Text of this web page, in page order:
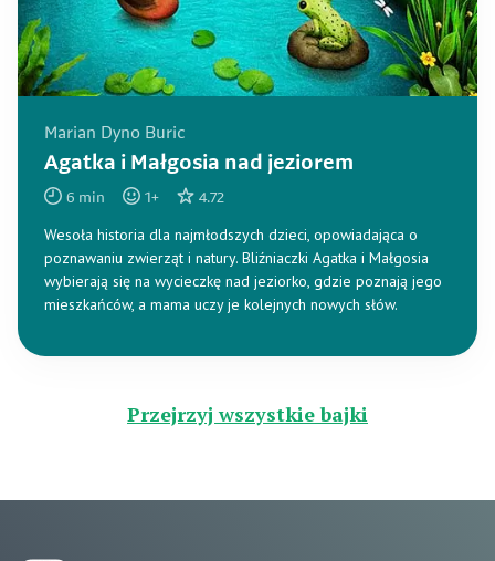
Marian Dyno Buric
Agatka i Małgosia nad jeziorem
6 min 1+ 4.72
Wesoła historia dla najmłodszych dzieci, opowiadająca o
poznawaniu zwierząt i natury. Bliźniaczki Agatka i Małgosia
wybierają się na wycieczkę nad jeziorko, gdzie poznają jego
mieszkańców, a mama uczy je kolejnych nowych słów.
Przejrzyj wszystkie bajki